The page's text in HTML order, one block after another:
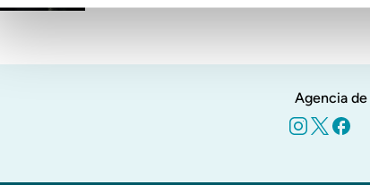
Agencia